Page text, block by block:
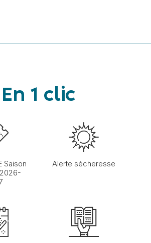
En 1 clic
Saison
Alerte sécheresse